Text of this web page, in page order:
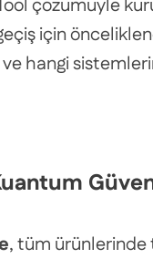
çözümüyle
için
hangi
, tüm